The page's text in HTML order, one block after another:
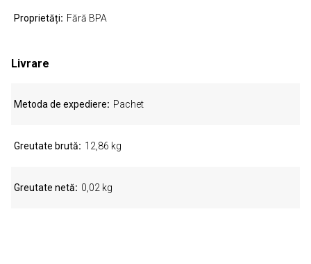
Proprietăți Fără BPA
Livrare
Metoda de expediere Pachet
Greutate brută 12,86 kg
Greutate netă 0,02 kg